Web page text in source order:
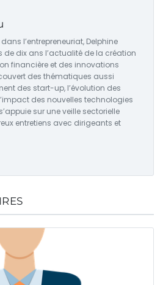
l’entrepreneuriat, Delphine
de dix ans l’actualité de la création
financière et des innovations
des thématiques aussi
des start-up, l’évolution des
des nouvelles technologies
sur une veille sectorielle
entretiens avec dirigeants et